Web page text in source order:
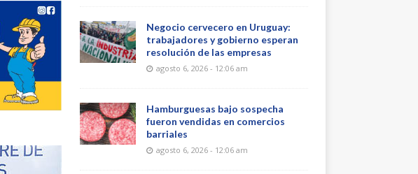
Negocio cervecero en Uruguay:
trabajadores y gobierno esperan
resolución de las empresas
agosto 6, 2026 - 12:06 am
Hamburguesas bajo sospecha
fueron vendidas en comercios
barriales
agosto 6, 2026 - 12:06 am